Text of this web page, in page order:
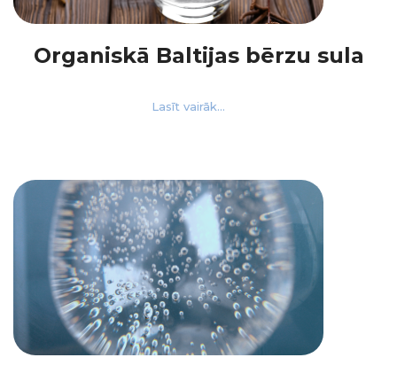
Organiskā Baltijas bērzu sula
Lasīt vairāk...